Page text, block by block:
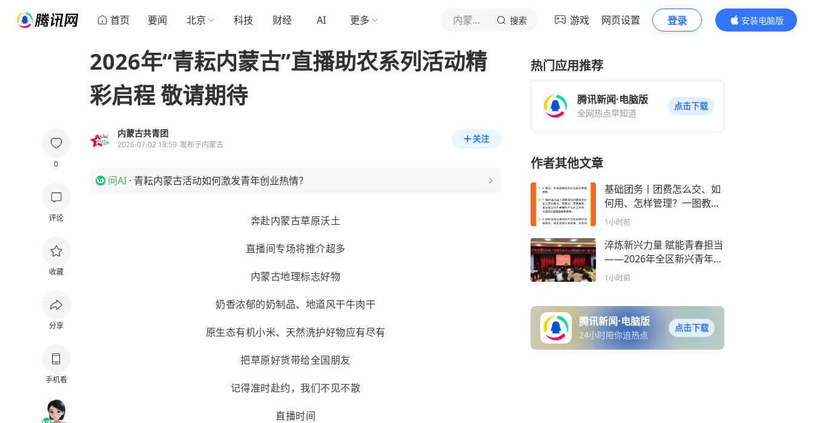
首页 要闻 北京 科技 财经 AI 更多 内蒙古共青团 搜索 游戏 网页设置 登录
安装电脑版
内容更精彩
0
评论
收藏
分享
手机看
2026年“青耘内蒙古”直播助农系列活动精
彩启程 敬请期待
内蒙古共青团
2026-07-02 18:59 发布于内蒙古
关注
问AI · 青耘内蒙古活动如何激发青年创业热情？
奔赴内蒙古草原沃土
直播间专场将推介超多
内蒙古地理标志好物
奶香浓郁的奶制品、地道风干牛肉干
原生态有机小米、天然洗护好物应有尽有
把草原好货带给全国朋友
记得准时赴约，我们不见不散
直播时间
热门应用推荐
腾讯新闻·电脑版
全网热点早知道
点击下载
作者其他文章
基础团务丨团费怎么交、如
何用、怎样管理？一图教你
读懂！
1小时前
淬炼新兴力量 赋能青春担当
——2026年全区新兴青年群
体“青年马克思主义者培养工
1小时前
腾讯新闻·电脑版
24小时陪你追热点
点击下载